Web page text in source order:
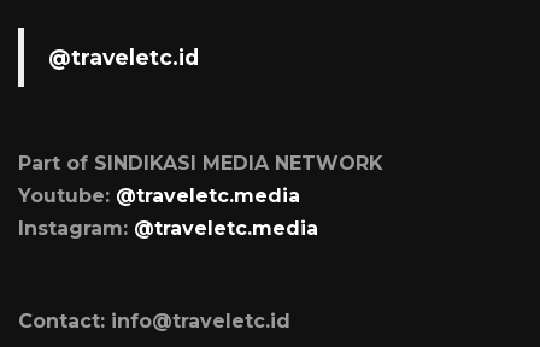
@traveletc.id
Part of SINDIKASI MEDIA NETWORK
Youtube: @traveletc.media
Instagram: @traveletc.media
Contact: info@traveletc.id